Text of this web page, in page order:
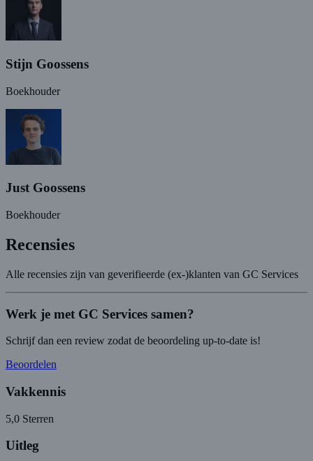
Stijn Goossens
Boekhouder
Just Goossens
Boekhouder
Recensies
Alle recensies zijn van geverifieerde (ex-)klanten van GC Services
Werk je met GC Services samen?
Schrijf dan een review zodat de beoordeling up-to-date is!
Beoordelen
Vakkennis
5,0 Sterren
Uitleg